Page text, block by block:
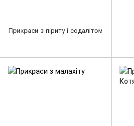
Прикраси з піриту і содалітом